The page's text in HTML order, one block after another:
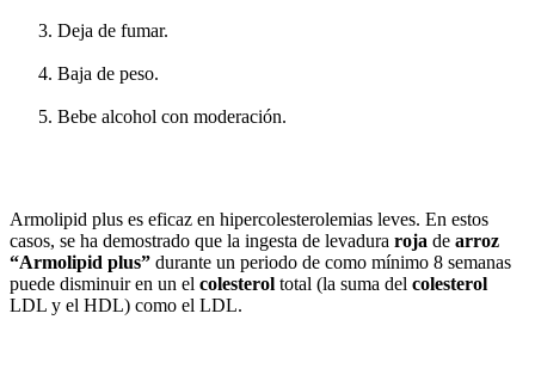
Deja de fumar.
Baja de peso.
Bebe alcohol con moderación.
Armolipid plus es eficaz en hipercolesterolemias leves. En estos
casos, se ha demostrado que la ingesta de levadura roja de arroz
“Armolipid plus” durante un periodo de como mínimo 8 semanas
puede disminuir en un el colesterol total (la suma del colesterol
LDL y el HDL) como el LDL.